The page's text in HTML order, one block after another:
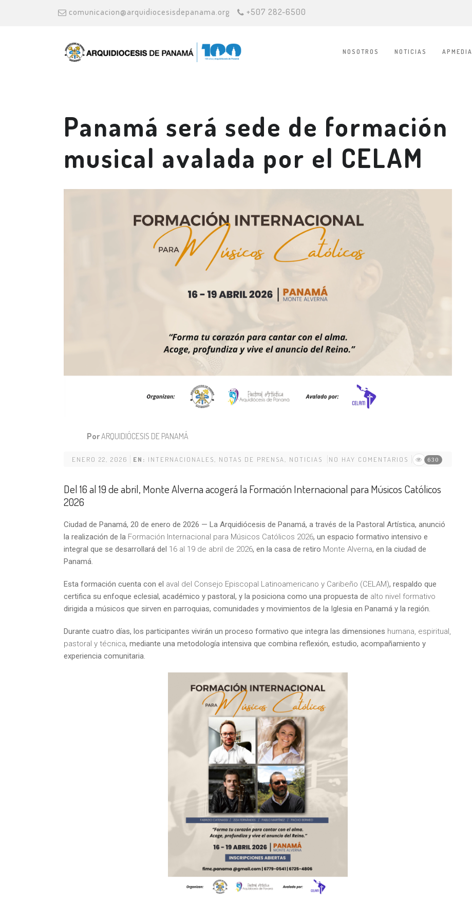
comunicacion@arquidiocesisdepanama.org +507 282-6500
NOSOTROS NOTICIAS APMEDIA
Panamá será sede de formación
musical avalada por el CELAM
PorARQUIDIÓCESIS DE PANAMÁ
ENERO 22, 2026 EN: INTERNACIONALES NOTAS DE PRENSA NOTICIAS NO HAY COMENTARIOS 630
Del 16 al 19 de abril, Monte Alverna acogerá la Formación Internacional para Músicos Católicos
2026
Ciudad de Panamá, 20 de enero de 2026 — La Arquidiócesis de Panamá, a través de la Pastoral Artística, anunció
la realización de la Formación Internacional para Músicos Católicos 2026, un espacio formativo intensivo e
integral que se desarrollará del 16 al 19 de abril de 2026, en la casa de retiro Monte Alverna, en la ciudad de
Panamá.
Esta formación cuenta con el aval del Consejo Episcopal Latinoamericano y Caribeño (CELAM), respaldo que
certifica su enfoque eclesial, académico y pastoral, y la posiciona como una propuesta de alto nivel formativo
dirigida a músicos que sirven en parroquias, comunidades y movimientos de la Iglesia en Panamá y la región.
Durante cuatro días, los participantes vivirán un proceso formativo que integra las dimensiones humana, espiritual,
pastoral y técnica, mediante una metodología intensiva que combina reflexión, estudio, acompañamiento y
experiencia comunitaria.